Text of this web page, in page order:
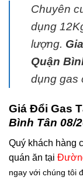
Chuyên
dụng
lượng. G
Quận
dụng gas
Giá Đổi Gas
Bình Tân 08/
Quý khách hàng
quán ăn tại
ngay với chúng tôi